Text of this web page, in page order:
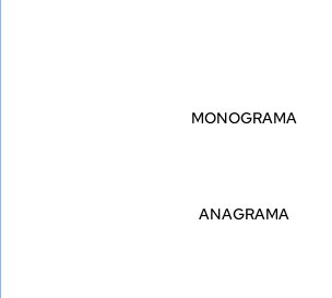
MONOGRAMA
ANAGRAMA